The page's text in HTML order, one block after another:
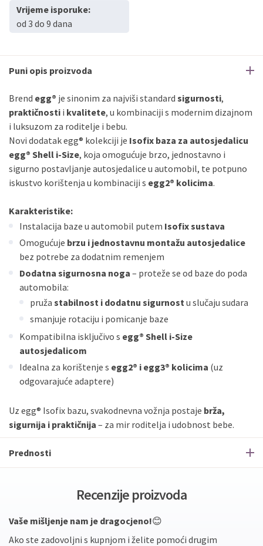
PBZ
PBZ
Erste
Maestro do12rata
Erste
Sve banke Visa
Sve banke
Master
Jednokratno
Sve banke
Maestro
Jednokratno
ECC
Discover Jednokratno
Vrijeme isporuke:
od 3 do 9 dana
Puni opis proizvoda
Brend egg® je sinonim za najviši standard sigurnosti,
praktičnosti i kvalitete, u kombinaciji s modernim dizajnom
i luksuzom za roditelje i bebu.
Novi dodatak egg® kolekciji je Isofix baza za autosjedalicu
egg® Shell i-Size, koja omogućuje brzo, jednostavno i
sigurno postavljanje autosjedalice u automobil, te potpuno
iskustvo korištenja u kombinaciji s egg2® kolicima.
Karakteristike:
Instalacija baze u automobil putem Isofix sustava
Omogućuje brzu i jednostavnu montažu autosjedalice
bez potrebe za dodatnim remenjem
Dodatna sigurnosna noga – proteže se od baze do poda
automobila:
pruža stabilnost i dodatnu sigurnostu slučaju sudara
smanjuje rotaciju i pomicanje baze
Kompatibilna isključivo s egg® Shell i-Size
autosjedalicom
Idealna za korištenje s egg2® i egg3® kolicima (uz
odgovarajuće adaptere)
Uz egg® Isofix bazu, svakodnevna vožnja postaje brža,
sigurnija i praktičnija – za mir roditelja i udobnost bebe.
Prednosti
Recenzije proizvoda
Vaše mišljenje nam je dragocjeno!😊
Ako ste zadovoljni s kupnjom i želite pomoći drugim